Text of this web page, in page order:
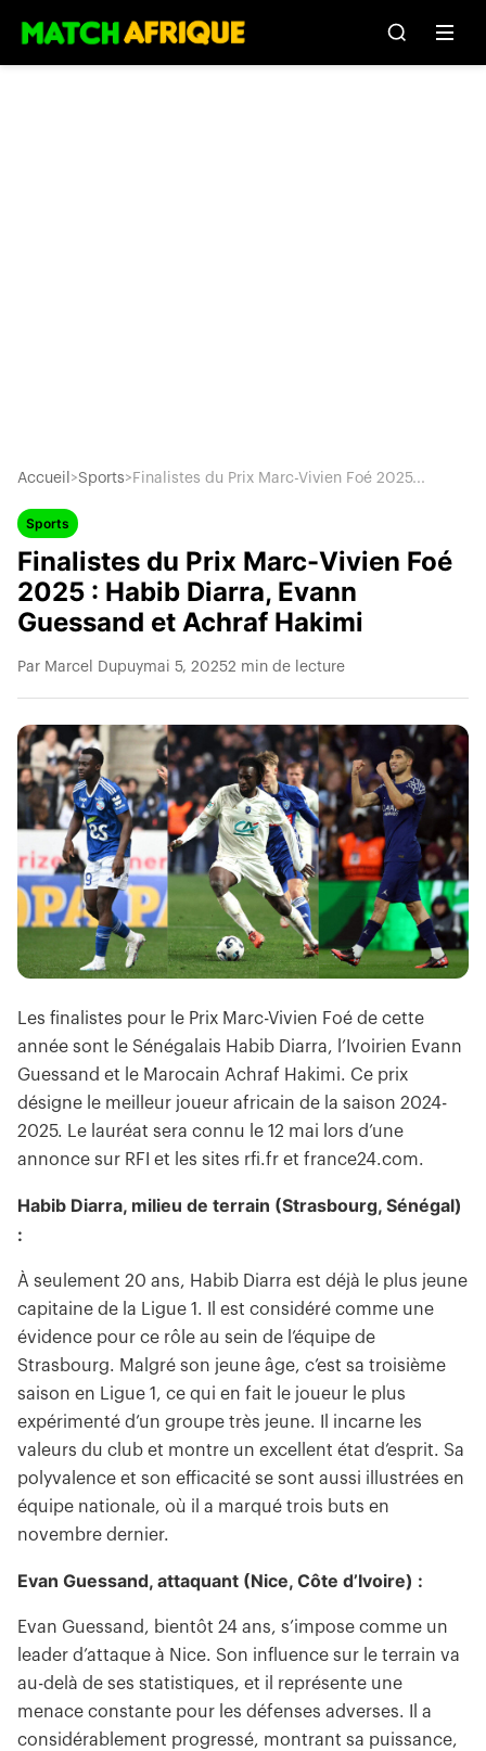
Accueil >Sports> Finalistes du Prix Marc-Vivien Foé 2025...
Sports
Finalistes du Prix Marc-Vivien Foé
2025 : Habib Diarra, Evann
Guessand et Achraf Hakimi
Par Marcel Dupuymai 5, 20252 min de lecture
Les finalistes pour le Prix Marc-Vivien Foé de cette
année sont le Sénégalais Habib Diarra, l’Ivoirien Evann
Guessand et le Marocain Achraf Hakimi. Ce prix
désigne le meilleur joueur africain de la saison 2024-
2025. Le lauréat sera connu le 12 mai lors d’une
annonce sur RFI et les sites rfi.fr et france24.com.
Habib Diarra, milieu de terrain (Strasbourg, Sénégal)
:
À seulement 20 ans, Habib Diarra est déjà le plus jeune
capitaine de la Ligue 1. Il est considéré comme une
évidence pour ce rôle au sein de l’équipe de
Strasbourg. Malgré son jeune âge, c’est sa troisième
saison en Ligue 1, ce qui en fait le joueur le plus
expérimenté d’un groupe très jeune. Il incarne les
valeurs du club et montre un excellent état d’esprit. Sa
polyvalence et son efficacité se sont aussi illustrées en
équipe nationale, où il a marqué trois buts en
novembre dernier.
Evan Guessand, attaquant (Nice, Côte d’Ivoire) :
Evan Guessand, bientôt 24 ans, s’impose comme un
leader d’attaque à Nice. Son influence sur le terrain va
au-delà de ses statistiques, et il représente une
menace constante pour les défenses adverses. Il a
considérablement progressé, montrant sa puissance,